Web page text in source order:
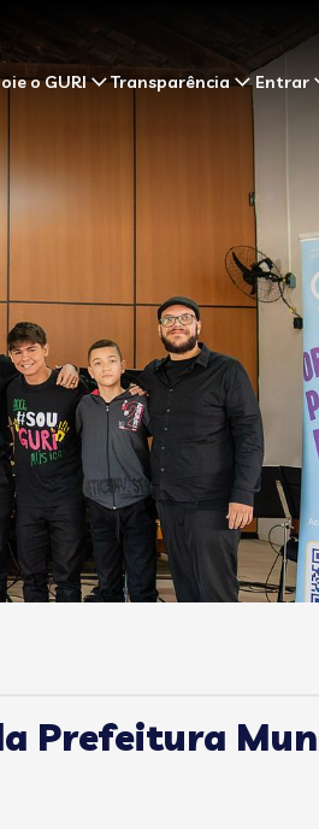
o GURI Transparência Entrar
Prefeitura